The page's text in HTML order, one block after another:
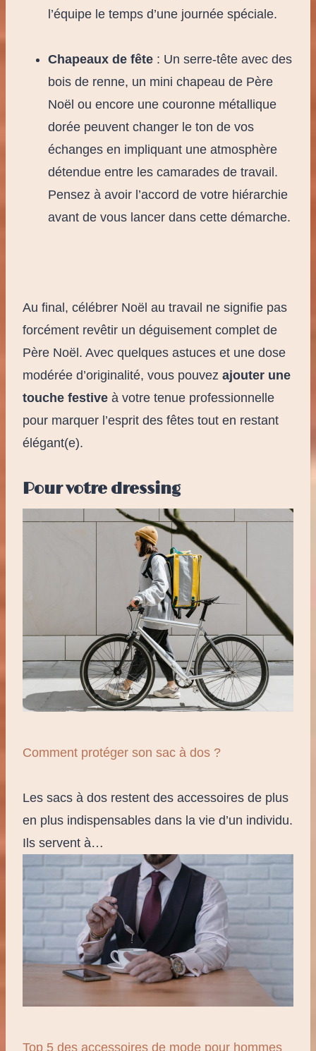
l’équipe le temps d’une journée spéciale.
Chapeaux de fête : Un serre-tête avec des
bois de renne, un mini chapeau de Père
Noël ou encore une couronne métallique
dorée peuvent changer le ton de vos
échanges en impliquant une atmosphère
détendue entre les camarades de travail.
Pensez à avoir l’accord de votre hiérarchie
avant de vous lancer dans cette démarche.
Au final, célébrer Noël au travail ne signifie pas
forcément revêtir un déguisement complet de
Père Noël. Avec quelques astuces et une dose
modérée d’originalité, vous pouvez ajouter une
touche festive à votre tenue professionnelle
pour marquer l’esprit des fêtes tout en restant
élégant(e).
Pour votre dressing
Comment protéger son sac à dos ?
Les sacs à dos restent des accessoires de plus
en plus indispensables dans la vie d’un individu.
Ils servent à…
Top 5 des accessoires de mode pour hommes